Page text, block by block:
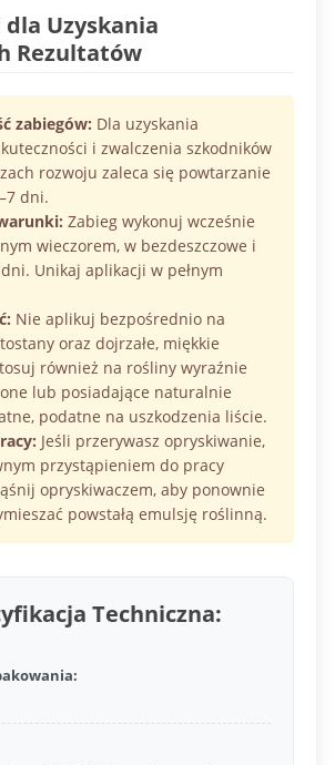
Uzyskania
Rezultatów
zabiegów: Dla uzyskania
i zwalczenia szkodników
rozwoju zaleca się powtarzanie
dni.
Zabieg wykonuj wcześnie
wieczorem, w bezdeszczowe i
Unikaj aplikacji w pełnym
Nie aplikuj bezpośrednio na
oraz dojrzałe, miękkie
również na rośliny wyraźnie
lub posiadające naturalnie
podatne na uszkodzenia liście.
Jeśli przerywasz opryskiwanie,
przystąpieniem do pracy
opryskiwaczem, aby ponownie
powstałą emulsję roślinną.
Techniczna: